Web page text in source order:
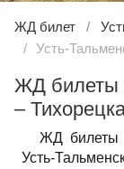
ЖД билет
Усть-
ЖД билеты
–
ЖД билеты
Усть-